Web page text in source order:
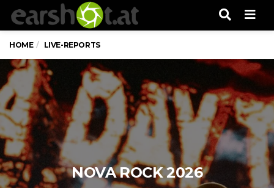
HOME LIVE-REPORTS
NOVA ROCK 2026